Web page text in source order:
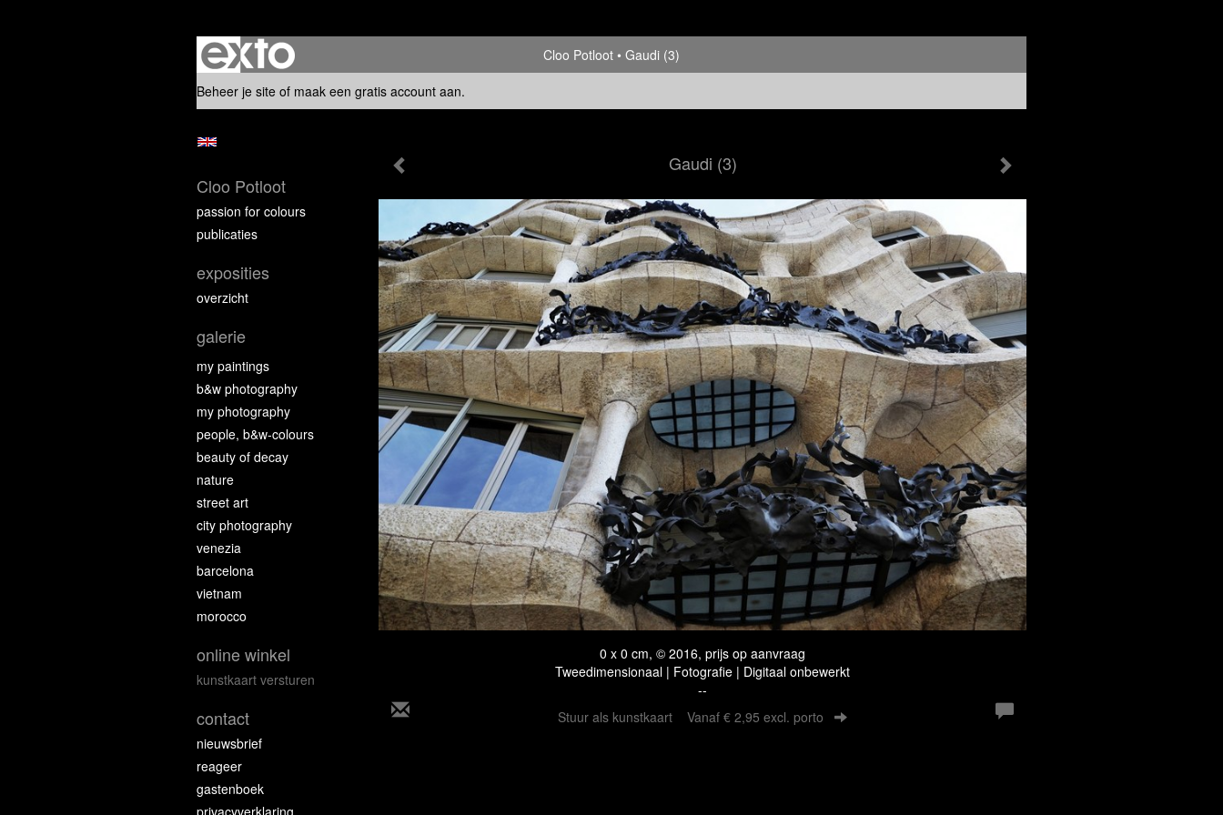
Cloo Potloot
Gaudi (3)
Beheer je site of maak een gratis account aan.
Gaudi (3)
0 x 0 cm, © 2016, prijs op aanvraag
Tweedimensionaal | Fotografie | Digitaal onbewerkt
--
Stuur als kunstkaart Vanaf € 2,95 excl. porto
Cloo Potloot
passion for colours
publicaties
exposities
overzicht
galerie
my paintings
b&w photography
my photography
people, b&w-colours
beauty of decay
nature
street art
city photography
venezia
barcelona
vietnam
morocco
online winkel
kunstkaart versturen
contact
nieuwsbrief
reageer
gastenboek
privacyverklaring